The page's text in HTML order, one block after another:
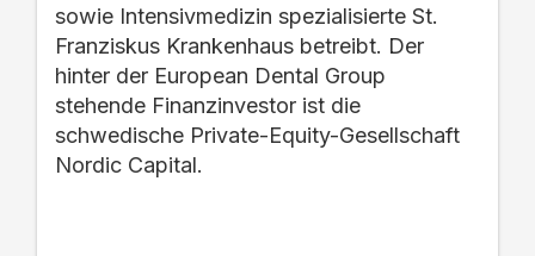
sowie Intensivmedizin spezialisierte St.
Franziskus Krankenhaus betreibt. Der
hinter der European Dental Group
stehende Finanzinvestor ist die
schwedische Private-Equity-Gesellschaft
Nordic Capital.